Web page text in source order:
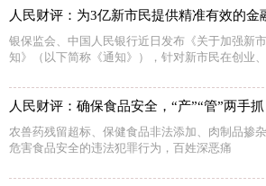
人民财评：为3亿新市民提供精准有效的金
银保监会、中国人民银行近日发布《关于加强新
知》（以下简称《通知》），针对新市民在创业、
人民财评：确保食品安全，“产”“管”两手抓
农兽药残留超标、保健食品非法添加、肉制品掺
危害食品安全的违法犯罪行为，百姓深恶痛